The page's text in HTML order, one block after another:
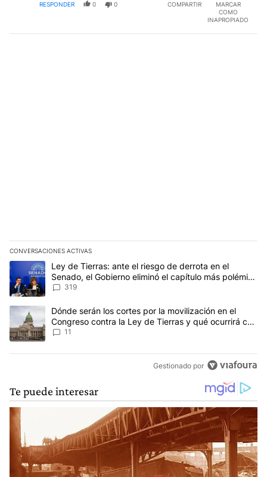
RESPONDER 0 0 COMPARTIR
MARCAR
COMO
INAPROPIADO
CONVERSACIONES ACTIVAS
Este listado muestra los artículos con más comentarios en los
Un artículo de tendencia con el título "Ley de Tierras: ante el
Ley de Tierras: ante el riesgo de derrota en el
Senado, el Gobierno eliminó el capítulo más polémico
del proyecto
319
Un artículo de tendencia con el título "Dónde serán los cortes
Dónde serán los cortes por la movilización en el
Congreso contra la Ley de Tierras y qué ocurrirá con
el transporte público
11
Gestionado por